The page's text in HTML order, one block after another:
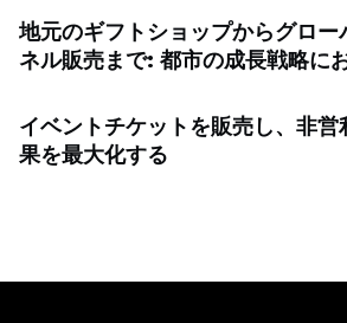
地元のギフトショップからグロー
ネル販売まで: 都市の成長戦略に
イベントチケットを販売し、非
果を最大化する